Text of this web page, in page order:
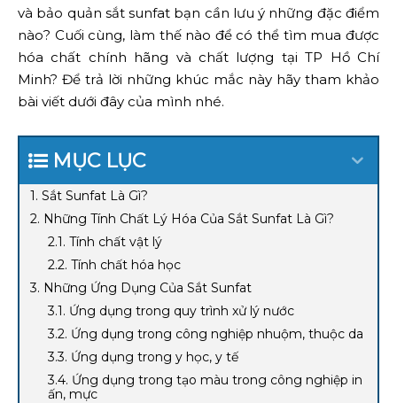
và bảo quản sắt sunfat bạn cần lưu ý những đặc điểm
nào? Cuối cùng, làm thế nào để có thể tìm mua được
hóa chất chính hãng và chất lượng tại TP Hồ Chí
Minh? Để trả lời những khúc mắc này hãy tham khảo
bài viết dưới đây của mình nhé.
MỤC LỤC
1. Sắt Sunfat Là Gì?
2. Những Tính Chất Lý Hóa Của Sắt Sunfat Là Gì?
2.1. Tính chất vật lý
2.2. Tính chất hóa học
3. Những Ứng Dụng Của Sắt Sunfat
3.1. Ứng dụng trong quy trình xử lý nước
3.2. Ứng dụng trong công nghiệp nhuộm, thuộc da
3.3. Ứng dụng trong y học, y tế
3.4. Ứng dụng trong tạo màu trong công nghiệp in
ấn, mực